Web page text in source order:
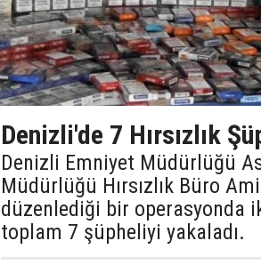
Denizli'de 7 Hırsızlık
Denizli Emniyet Müdürlüğü
Müdürlüğü Hırsızlık Büro
düzenlediği bir operasyonda
toplam 7 şüpheliyi yakaladı.